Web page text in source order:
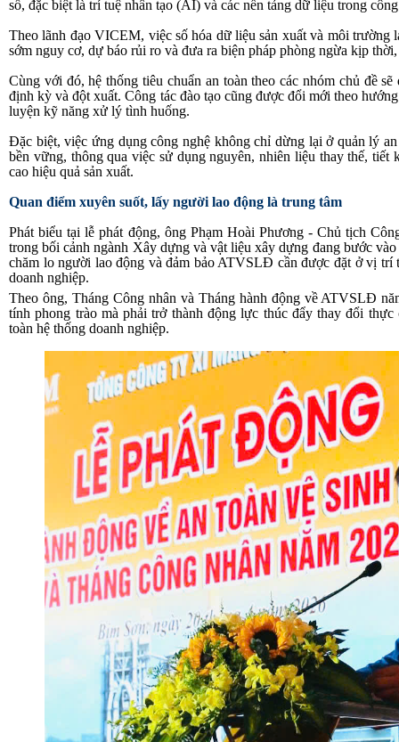
số, đặc biệt là trí tuệ nhân tạo (AI) và các nền tảng dữ liệu trong
Theo lãnh đạo VICEM, việc số hóa dữ liệu sản xuất và môi trường
sớm nguy cơ, dự báo rủi ro và đưa ra biện pháp phòng ngừa kịp
Cùng với đó, hệ thống tiêu chuẩn an toàn theo các nhóm chủ đề
định kỳ và đột xuất. Công tác đào tạo cũng được đổi mới theo
luyện kỹ năng xử lý tình huống.
Đặc biệt, việc ứng dụng công nghệ không chỉ dừng lại ở quản lý
bền vững, thông qua việc sử dụng nguyên, nhiên liệu thay thế, tiết
cao hiệu quả sản xuất.
Quan điểm xuyên suốt, lấy người lao động là trung tâm
Phát biểu tại lễ phát động, ông Phạm Hoài Phương - Chủ tịch
trong bối cảnh ngành Xây dựng và vật liệu xây dựng đang bước
chăm lo người lao động và đảm bảo ATVSLĐ cần được đặt ở vị trí
doanh nghiệp.
Theo ông, Tháng Công nhân và Tháng hành động về ATVSLĐ
tính phong trào mà phải trở thành động lực thúc đẩy thay đổi
toàn hệ thống doanh nghiệp.